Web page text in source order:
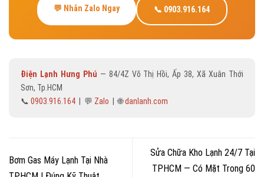
💬 Nhắn Zalo Ngay 📞 0903.916.164
Điện Lạnh Hưng Phú — 84/4Z Võ Thị Hồi, Ấp 38, Xã Xuân Thới
Sơn, Tp.HCM
📞 0903.916.164 | 💬 Zalo | 🌐danlanh.com
Bơm Gas Máy Lạnh Tại Nhà
Sửa Chữa Kho Lạnh 24/7 Tại
TPHCM — Có Mặt Trong 60